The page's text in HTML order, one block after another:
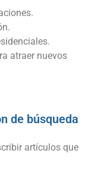
atraer nuevos
de búsqueda
artículos que